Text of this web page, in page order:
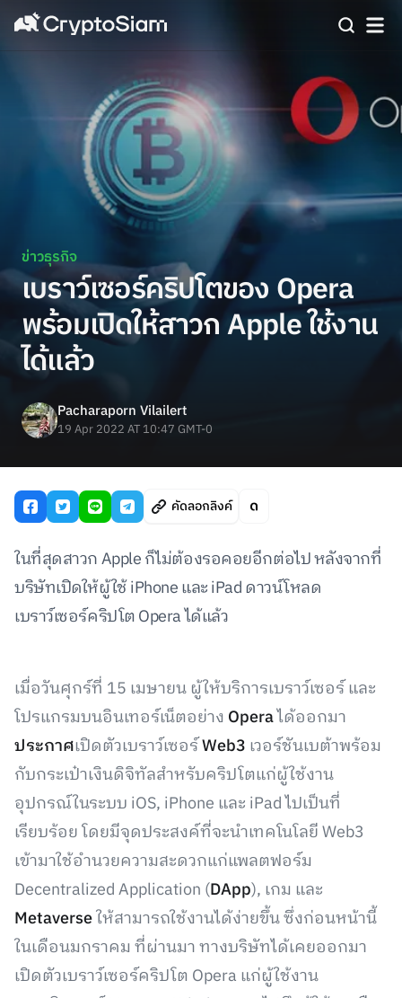
ข่าวธุรกิจ
เบราว์เซอร์คริปโตของ Opera
พร้อมเปิดให้สาวก Apple ใช้งาน
ได้แล้ว
Pacharaporn Vilailert
19 Apr 2022 AT 10:47 GMT-0
คัดลอกลิงค์
ในที่สุดสาวก Apple ก็ไม่ต้องรอคอยอีกต่อไป หลังจากที่
บริษัทเปิดให้ผู้ใช้ iPhone และ iPad ดาวน์โหลด
เบราว์เซอร์คริปโต Opera ได้แล้ว
เมื่อวันศุกร์ที่ 15 เมษายน ผู้ให้บริการเบราว์เซอร์ และ
โปรแกรมบนอินเทอร์เน็ตอย่าง Operaได้ออกมา
ประกาศเปิดตัวเบราว์เซอร์Web3 เวอร์ชันเบต้าพร้อม
กับกระเป๋าเงินดิจิทัลสำหรับคริปโตแก่ผู้ใช้งาน
อุปกรณ์ในระบบ iOS, iPhone และ iPad ไปเป็นที่
เรียบร้อย โดยมีจุดประสงค์ที่จะนำเทคโนโลยี Web3
เข้ามาใช้อำนวยความสะดวกแก่แพลตฟอร์ม
Decentralized Application (DApp), เกม และ
Metaverseให้สามารถใช้งานได้ง่ายขึ้น ซึ่งก่อนหน้านี้
ในเดือนมกราคม ที่ผ่านมา ทางบริษัทได้เคยออกมา
เปิดตัวเบราว์เซอร์คริปโต Opera แก่ผู้ใช้งาน